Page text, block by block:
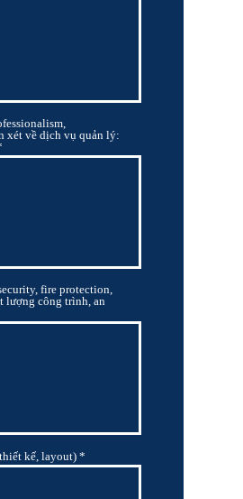
xét về dịch vụ quản lý:
fire protection,
lượng công trình, an
kế, layout)